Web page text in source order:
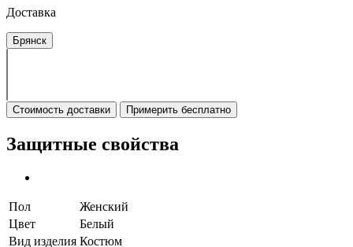
Доставка
Брянск
Стоимость доставки Примерить бесплатно
Защитные свойства
Пол
Женский
Цвет
Белый
Вид изделия Костюм